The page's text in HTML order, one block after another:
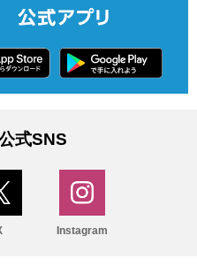
式SNS
Instagram